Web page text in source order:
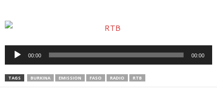
Lecteur
audio
00:00 00:00
TAGS BURKINA EMISSION FASO RADIO RTB